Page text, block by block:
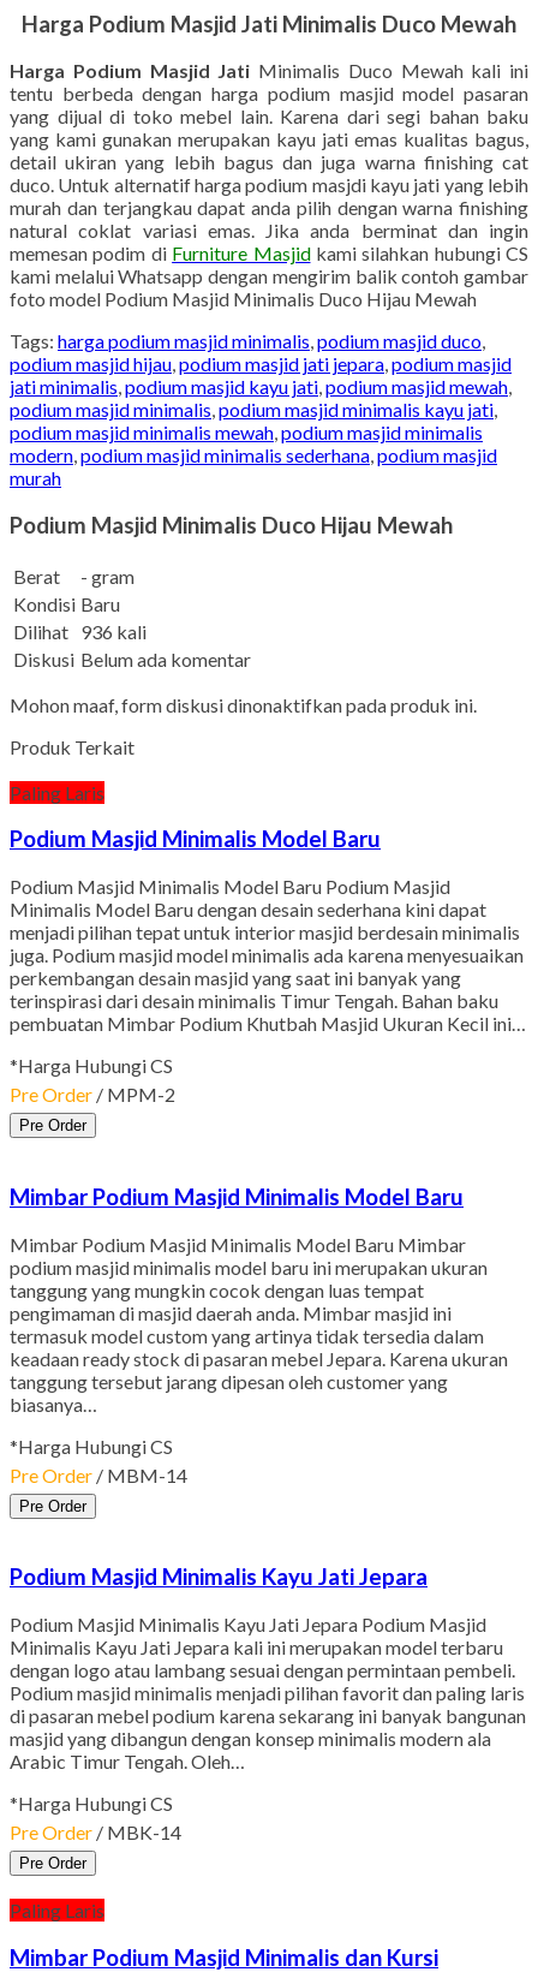
Harga Podium Masjid Jati Minimalis Duco Mewah
Harga Podium Masjid Jati Minimalis Duco Mewah kali ini
tentu berbeda dengan harga podium masjid model pasaran
yang dijual di toko mebel lain. Karena dari segi bahan baku
yang kami gunakan merupakan kayu jati emas kualitas bagus,
detail ukiran yang lebih bagus dan juga warna finishing cat
duco. Untuk alternatif harga podium masjdi kayu jati yang lebih
murah dan terjangkau dapat anda pilih dengan warna finishing
natural coklat variasi emas. Jika anda berminat dan ingin
memesan podim di Furniture Masjidkami silahkan hubungi CS
kami melalui Whatsapp dengan mengirim balik contoh gambar
foto model Podium Masjid Minimalis Duco Hijau Mewah
Tags: harga podium masjid minimalis,podium masjid duco,
podium masjid hijau,podium masjid jati jepara,podium masjid
jati minimalis,podium masjid kayu jati,podium masjid mewah,
podium masjid minimalis,podium masjid minimalis kayu jati,
podium masjid minimalis mewah,podium masjid minimalis
modern,podium masjid minimalis sederhana,podium masjid
murah
Podium Masjid Minimalis Duco Hijau Mewah
Berat
- gram
Kondisi Baru
Dilihat 936 kali
Diskusi Belum ada komentar
Mohon maaf, form diskusi dinonaktifkan pada produk ini.
Produk Terkait
Paling Laris
Podium Masjid Minimalis Model Baru
Podium Masjid Minimalis Model Baru Podium Masjid
Minimalis Model Baru dengan desain sederhana kini dapat
menjadi pilihan tepat untuk interior masjid berdesain minimalis
juga. Podium masjid model minimalis ada karena menyesuaikan
perkembangan desain masjid yang saat ini banyak yang
terinspirasi dari desain minimalis Timur Tengah. Bahan baku
pembuatan Mimbar Podium Khutbah Masjid Ukuran Kecil ini…
*Harga Hubungi CS
Pre Order / MPM-2
Pre Order
Mimbar Podium Masjid Minimalis Model Baru
Mimbar Podium Masjid Minimalis Model Baru Mimbar
podium masjid minimalis model baru ini merupakan ukuran
tanggung yang mungkin cocok dengan luas tempat
pengimaman di masjid daerah anda. Mimbar masjid ini
termasuk model custom yang artinya tidak tersedia dalam
keadaan ready stock di pasaran mebel Jepara. Karena ukuran
tanggung tersebut jarang dipesan oleh customer yang
biasanya…
*Harga Hubungi CS
Pre Order / MBM-14
Pre Order
Podium Masjid Minimalis Kayu Jati Jepara
Podium Masjid Minimalis Kayu Jati Jepara Podium Masjid
Minimalis Kayu Jati Jepara kali ini merupakan model terbaru
dengan logo atau lambang sesuai dengan permintaan pembeli.
Podium masjid minimalis menjadi pilihan favorit dan paling laris
di pasaran mebel podium karena sekarang ini banyak bangunan
masjid yang dibangun dengan konsep minimalis modern ala
Arabic Timur Tengah. Oleh…
*Harga Hubungi CS
Pre Order / MBK-14
Pre Order
Paling Laris
Mimbar Podium Masjid Minimalis dan Kursi